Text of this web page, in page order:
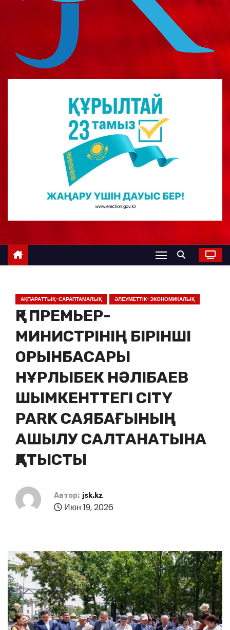
АҚПАРАТТЫҚ-САРАПТАМАЛЫҚ ӘЛЕУМЕТТІК-ЭКОНОМИКАЛЫҚ
ҚР ПРЕМЬЕР-
МИНИСТРІНІҢ БІРІНШІ
ОРЫНБАСАРЫ
НҰРЛЫБЕК НӘЛІБАЕВ
ШЫМКЕНТТЕГІ CITY
PARK САЯБАҒЫНЫҢ
АШЫЛУ САЛТАНАТЫНА
ҚАТЫСТЫ
Автор: jsk.kz
Июн 19, 2026